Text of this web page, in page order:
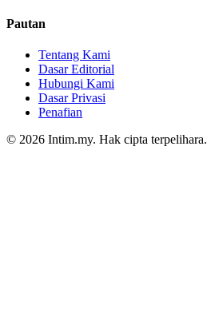
Pautan
Tentang Kami
Dasar Editorial
Hubungi Kami
Dasar Privasi
Penafian
© 2026 Intim.my. Hak cipta terpelihara.